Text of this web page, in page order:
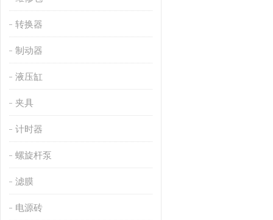
转换器
制动器
液压缸
夹具
计时器
螺旋杆泵
滤膜
电源砖